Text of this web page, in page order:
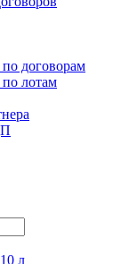
договорам
лотам
л